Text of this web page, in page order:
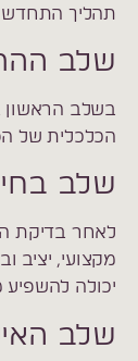
תהליך
שלב
בשלב הראשון
הכלכלית של
שלב
לאחר בדיקת
מקצועי, יציב
יכולה
שלב